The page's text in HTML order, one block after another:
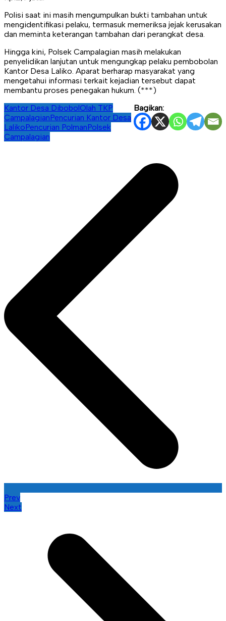
Polisi saat ini masih mengumpulkan bukti tambahan untuk
mengidentifikasi pelaku, termasuk memeriksa jejak kerusakan
dan meminta keterangan tambahan dari perangkat desa.
Hingga kini, Polsek Campalagian masih melakukan
penyelidikan lanjutan untuk mengungkap pelaku pembobolan
Kantor Desa Laliko. Aparat berharap masyarakat yang
mengetahui informasi terkait kejadian tersebut dapat
membantu proses penegakan hukum. (***)
Bagikan:
Kantor Desa DibobolOlah TKP
CampalagianPencurian Kantor Desa
LalikoPencurian PolmanPolsek
Campalagian
Prev
Next